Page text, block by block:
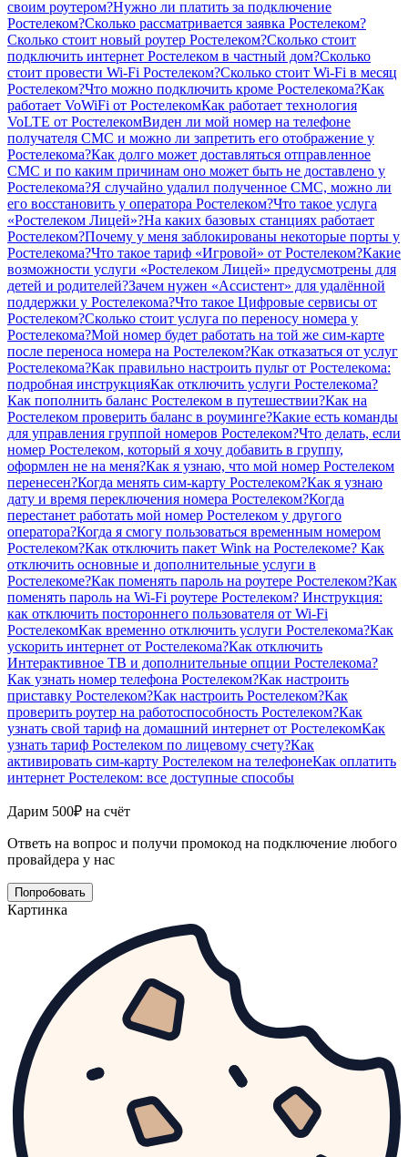
своим роутером?Нужно ли платить за подключение
Ростелеком?Сколько рассматривается заявка Ростелеком?
Сколько стоит новый роутер Ростелеком?Сколько стоит
подключить интернет Ростелеком в частный дом?Сколько
стоит провести Wi-Fi Ростелеком?Сколько стоит Wi-Fi в месяц
Ростелеком?Что можно подключить кроме Ростелекома?Как
работает VoWiFi от РостелекомКак работает технология
VoLTE от РостелекомВиден ли мой номер на телефоне
получателя СМС и можно ли запретить его отображение у
Ростелекома?Как долго может доставляться отправленное
СМС и по каким причинам оно может быть не доставлено у
Ростелекома?Я случайно удалил полученное СМС, можно ли
его восстановить у оператора Ростелеком?Что такое услуга
«Ростелеком Лицей»?На каких базовых станциях работает
Ростелеком?Почему у меня заблокированы некоторые порты у
Ростелекома?Что такое тариф «Игровой» от Ростелеком?Какие
возможности услуги «Ростелеком Лицей» предусмотрены для
детей и родителей?Зачем нужен «Ассистент» для удалённой
поддержки у Ростелекома?Что такое Цифровые сервисы от
Ростелеком?Сколько стоит услуга по переносу номера у
Ростелекома?Мой номер будет работать на той же сим-карте
после переноса номера на Ростелеком?Как отказаться от услуг
Ростелекома?Как правильно настроить пульт от Ростелекома:
подробная инструкцияКак отключить услуги Ростелекома?
Как пополнить баланс Ростелеком в путешествии?Как на
Ростелеком проверить баланс в роуминге?Какие есть команды
для управления группой номеров Ростелеком?Что делать, если
номер Ростелеком, который я хочу добавить в группу,
оформлен не на меня?Как я узнаю, что мой номер Ростелеком
перенесен?Когда менять сим-карту Ростелеком?Как я узнаю
дату и время переключения номера Ростелеком?Когда
перестанет работать мой номер Ростелеком у другого
оператора?Когда я смогу пользоваться временным номером
Ростелеком?Как отключить пакет Wink на Ростелекоме? Как
отключить основные и дополнительные услуги в
Ростелекоме?Как поменять пароль на роутере Ростелеком?Как
поменять пароль на Wi-Fi роутере Ростелеком? Инструкция:
как отключить постороннего пользователя от Wi-Fi
РостелекомКак временно отключить услуги Ростелекома?Как
ускорить интернет от Ростелекома?Как отключить
Интерактивное ТВ и дополнительные опции Ростелекома?
Как узнать номер телефона Ростелеком?Как настроить
приставку Ростелеком?Как настроить Ростелеком?Как
проверить роутер на работоспособность Ростелеком?Как
узнать свой тариф на домашний интернет от РостелекомКак
узнать тариф Ростелеком по лицевому счету?Как
активировать сим-карту Ростелеком на телефонеКак оплатить
интернет Ростелеком: все доступные способы
Дарим 500₽ на счёт
Ответь на вопрос и получи промокод на подключение любого
провайдера у нас
Попробовать
Картинка